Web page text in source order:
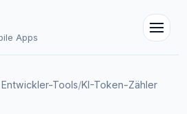
Apps
Tools/KI-Token-Zähler